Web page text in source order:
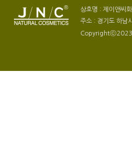
상호명 : 제이앤씨
주소 : 경기도 하남
Copyrightⓒ2023